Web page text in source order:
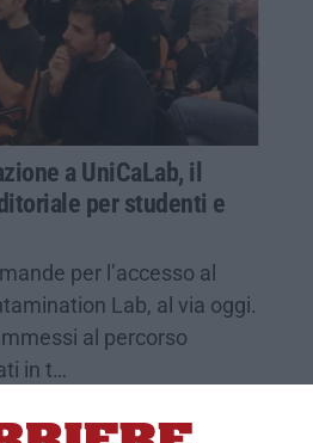
a UniCaLab, il
per studenti e
per l’accesso al
Lab, al via oggi.
al percorso
in t…